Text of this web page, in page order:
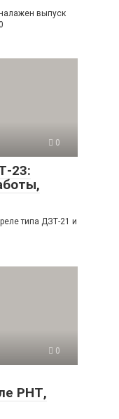
выпуск
0
23:
типа ДЗТ-21 и
0
РНТ,